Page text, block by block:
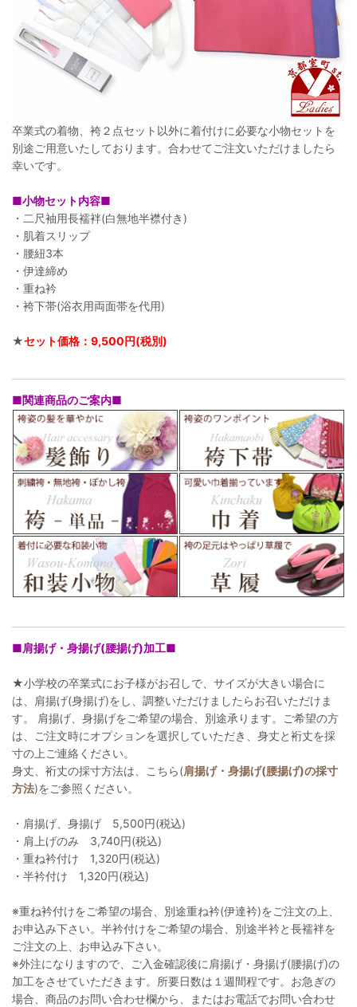
卒業式の着物、袴２点セット以外に着付けに必要な小物セットを
別途ご用意いたしております。合わせてご注文いただけましたら
幸いです。
■小物セット内容■
・二尺袖用長襦袢(白無地半襟付き)
・肌着スリップ
・腰紐3本
・伊達締め
・重ね衿
・袴下帯(浴衣用両面帯を代用)
★セット価格：9,500円(税別)
■関連商品のご案内■
■肩揚げ・身揚げ(腰揚げ)加工■
★小学校の卒業式にお子様がお召しで、サイズが大きい場合に
は、肩揚げ(身揚げ)をし、調整いただけましたらお召いただけま
す。 肩揚げ、身揚げをご希望の場合、別途承ります。ご希望の方
は、ご注文時にオプションを選択していただき、身丈と裄丈を採
寸の上ご連絡ください。
身丈、裄丈の採寸方法は、こちら(肩揚げ・身揚げ(腰揚げ)の採寸
方法)をご参照ください。
・肩揚げ、身揚げ 5,500円(税込)
・肩上げのみ 3,740円(税込)
・重ね衿付け 1,320円(税込)
・半衿付け 1,320円(税込)
※重ね衿付けをご希望の場合、別途重ね衿(伊達衿)をご注文の上、
お申込み下さい。半衿付けをご希望の場合、別途半衿と長襦袢を
ご注文の上、お申込み下さい。
※外注になりますので、ご入金確認後に肩揚げ・身揚げ(腰揚げ)の
加工をさせていただきます。所要日数は１週間程です。お急ぎの
場合、商品のお問い合わせ欄から、またはお電話でお問い合わせ